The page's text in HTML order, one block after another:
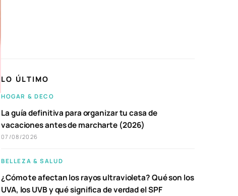
LO ÚLTIMO
HOGAR & DECO
La guía definitiva para organizar tu casa de
vacaciones antes de marcharte (2026)
07/08/2026
BELLEZA & SALUD
¿Cómo te afectan los rayos ultravioleta? Qué son los
UVA, los UVB y qué significa de verdad el SPF